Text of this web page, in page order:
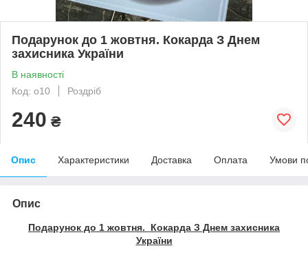
Подарунок до 1 жовтня. Кокарда З Днем
захисника України
В наявності
Код: o10
Роздріб
240 ₴
Опис Характеристики Доставка Оплата Умови
Опис
Подарунок до 1 жовтня. Кокарда З Днем захисника
України